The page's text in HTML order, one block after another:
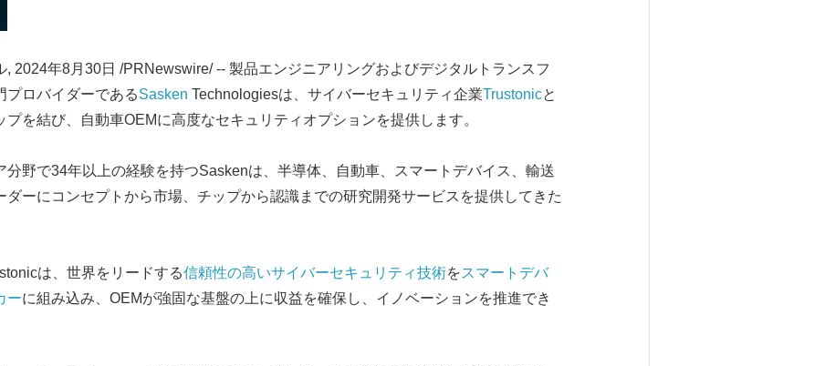
, 2024年8月30日 /PRNewswire/ -- 製品エンジニアリングおよびデジタルトランスフ
プロバイダーであるSasken Technologiesは、サイバーセキュリティ企業Trustonicと
プを結び、自動車OEMに高度なセキュリティオプションを提供します。
分野で34年以上の経験を持つSaskenは、半導体、自動車、スマートデバイス、輸送
ダーにコンセプトから市場、チップから認識までの研究開発サービスを提供してきた
は、世界をリードする信頼性の高いサイバーセキュリティ技術をスマートデバ
ーに組み込み、OEMが強固な基盤の上に収益を確保し、イノベーションを推進でき